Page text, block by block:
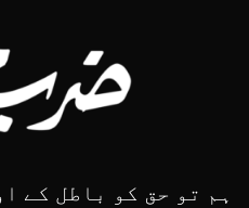
ہم تو حق کو باطل کے